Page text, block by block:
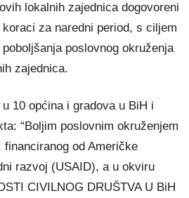
lokalnih zajednica dogovoreni
za naredni period, s ciljem
poslovnog okruženja
zajednica.
10 općina i gradova u BiH i
“Boljim poslovnim okruženjem
financiranog od Američke
razvoj (USAID), a u okviru
CIVILNOG DRUŠTVA U BiH